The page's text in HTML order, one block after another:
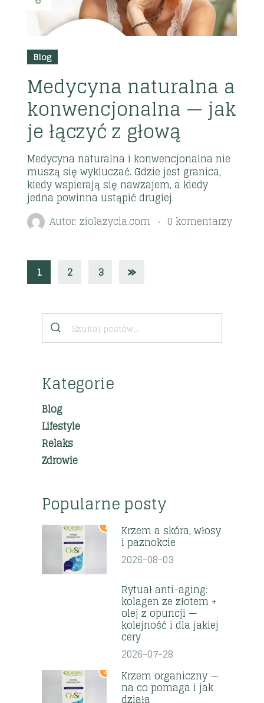
Blog
Medycyna naturalna a
konwencjonalna — jak
je łączyć z głową
Medycyna naturalna i konwencjonalna nie
muszą się wykluczać. Gdzie jest granica,
kiedy wspierają się nawzajem, a kiedy
jedna powinna ustąpić drugiej.
Autor:ziolazycia.com 0 komentarzy
1 2 3
Kategorie
Blog
Lifestyle
Relaks
Zdrowie
Popularne posty
1 Krzem a skóra, włosy
i paznokcie
2026-08-03
Rytuał anti-aging:
kolagen ze złotem +
olej z opuncji —
kolejność i dla jakiej
cery
2026-07-28
3 Krzem organiczny —
na co pomaga i jak